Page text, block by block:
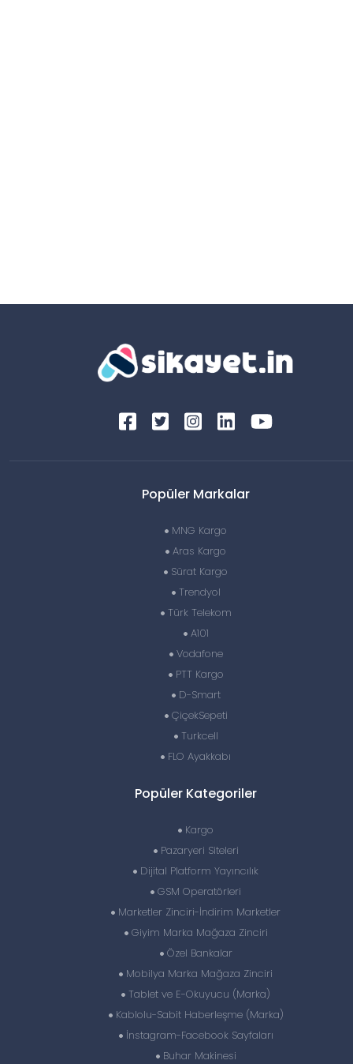
Popüler Markalar
MNG Kargo
Aras Kargo
Sürat Kargo
Trendyol
Türk Telekom
A101
Vodafone
PTT Kargo
D-Smart
ÇiçekSepeti
Turkcell
FLO Ayakkabı
Popüler Kategoriler
Kargo
Pazaryeri Siteleri
Dijital Platform Yayıncılık
GSM Operatörleri
Marketler Zinciri-İndirim Marketler
Giyim Marka Mağaza Zinciri
Özel Bankalar
Mobilya Marka Mağaza Zinciri
Tablet ve E-Okuyucu (Marka)
Kablolu-Sabit Haberleşme (Marka)
İnstagram-Facebook Sayfaları
Buhar Makinesi